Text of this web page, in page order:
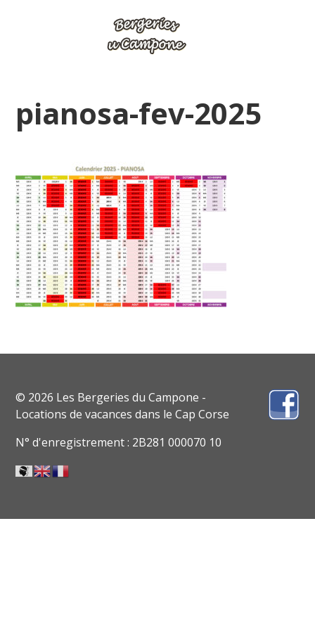
pianosa-fev-2025
© 2026 Les Bergeries du Campone -
Locations de vacances dans le Cap Corse
N° d'enregistrement : 2B281 000070 10